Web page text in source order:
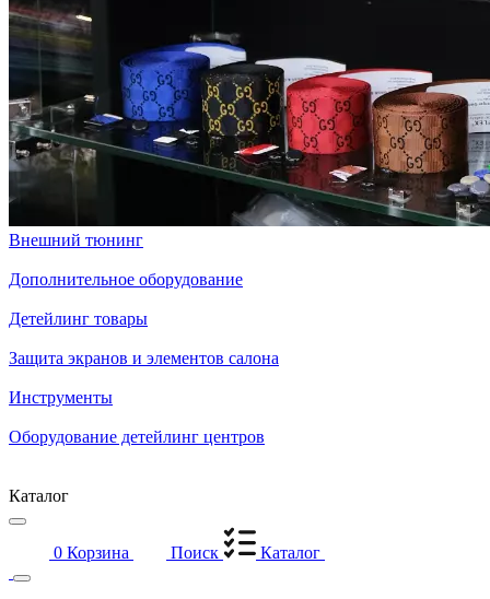
Внешний тюнинг
Дополнительное оборудование
Детейлинг товары
Защита экранов и элементов салона
Инструменты
Оборудование детейлинг центров
Каталог
0 Корзина Поиск Каталог